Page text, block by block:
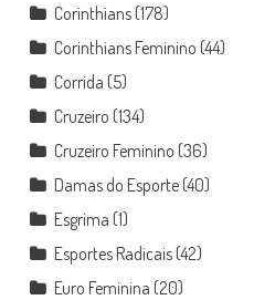
Corinthians(178)
Corinthians Feminino (44)
Corrida (5)
Cruzeiro (134)
Cruzeiro Feminino (36)
Damas do Esporte(40)
Esgrima (1)
Esportes Radicais(42)
Euro Feminina (20)